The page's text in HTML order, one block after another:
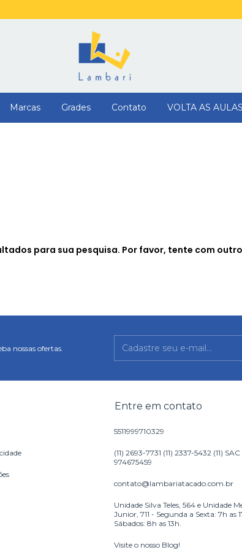
Marcas Grades Contato VOLTA AS AULAS
para sua pesquisa. Por favor, tente com
nossas ofertas.
Entre em contato
5511999710329
(11) 2693-7731 (11) 2337-5432 (11) SAC
974675459
contato@lambariatacado.com.br
Unidade Silva Teles, 564 e Unidade
Junior, 711 - Segunda a Sexta: 7h as
Sábados: 8h as 13h.
Visite o nosso Blog!